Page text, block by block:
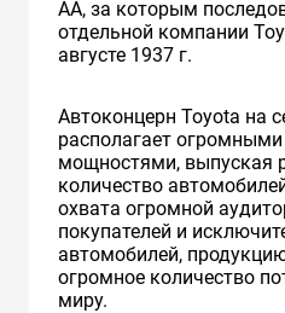
AA, за которым
отдельной компании
августе 1937 г.
Автоконцерн Toyota на
располагает
мощностями, выпуская
количество
охвата огромной
покупателей и
автомобилей,
огромное количество
миру.